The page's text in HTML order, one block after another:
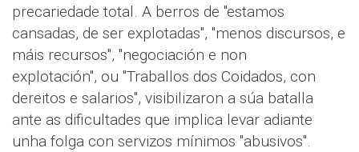
precariedade total. A berros de "estamos
cansadas, de ser explotadas", "menos discursos, e
máis recursos", "negociación e non
explotación", ou "Traballos dos Coidados, con
dereitos e salarios", visibilizaron a súa batalla
ante as dificultades que implica levar adiante
unha folga con servizos mínimos "abusivos".